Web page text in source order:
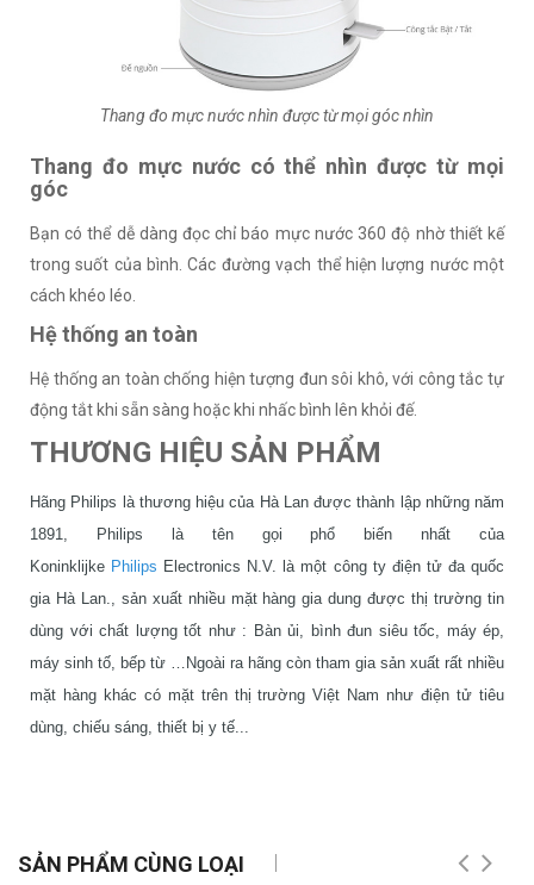
Thang đo mực nước nhìn được từ mọi góc nhìn
Thang đo mực nước có thể nhìn được từ mọi
góc
Bạn có thể dễ dàng đọc chỉ báo mực nước 360 độ nhờ thiết kế
trong suốt của bình. Các đường vạch thể hiện lượng nước một
cách khéo léo.
Hệ thống an toàn
Hệ thống an toàn chống hiện tượng đun sôi khô, với công tắc tự
động tắt khi sẵn sàng hoặc khi nhấc bình lên khỏi đế.
THƯƠNG HIỆU SẢN PHẨM
Hãng Philips là thương hiệu của Hà Lan được thành lập những năm
1891, Philips là tên gọi phổ biến nhất của
Koninklijke Philips Electronics N.V. là một công ty điện tử đa quốc
gia Hà Lan., sản xuất nhiều mặt hàng gia dung được thị trường tin
dùng với chất lượng tốt như : Bàn ủi, bình đun siêu tốc, máy ép,
máy sinh tố, bếp từ …Ngoài ra hãng còn tham gia sản xuất rất nhiều
mặt hàng khác có mặt trên thị trường Việt Nam như điện tử tiêu
dùng, chiếu sáng, thiết bị y tế...
SẢN PHẨM CÙNG LOẠI